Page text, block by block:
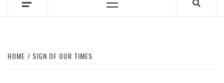
Primary
HOME SIGN OF OUR TIMES